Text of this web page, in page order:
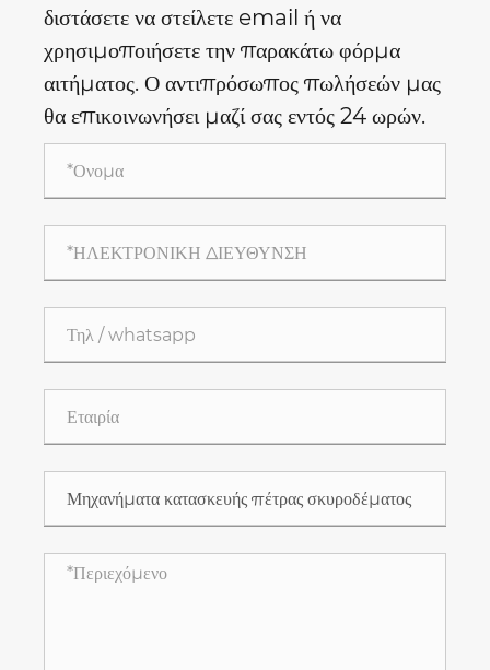
διστάσετε να στείλετε email ή να
χρησιμοποιήσετε την παρακάτω φόρμα
αιτήματος. Ο αντιπρόσωπος πωλήσεών μας
θα επικοινωνήσει μαζί σας εντός 24 ωρών.